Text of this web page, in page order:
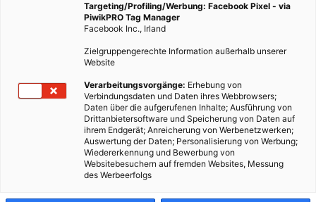
Targeting/Profiling/Werbung: Facebook Pixel - via
PiwikPRO Tag Manager
Facebook Inc., Irland
Zielgruppengerechte Information außerhalb unserer
Website
Verarbeitungsvorgänge: Erhebung von
Verbindungsdaten und Daten ihres Webbrowsers;
Daten über die aufgerufenen Inhalte; Ausführung von
Drittanbietersoftware und Speicherung von Daten auf
ihrem Endgerät; Anreicherung von Werbenetzwerken;
Auswertung der Daten; Personalisierung von Werbung;
Wiedererkennung und Bewerbung von
Websitebesuchern auf fremden Websites, Messung
des Werbeerfolgs